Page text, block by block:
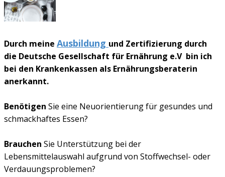
Durch meine Ausbildung und Zertifizierung durch
die Deutsche Gesellschaft für Ernährung e.V bin ich
bei den Krankenkassen als Ernährungsberaterin
anerkannt.
Benötigen Sie eine Neuorientierung für gesundes und
schmackhaftes Essen?
Brauchen Sie Unterstützung bei der
Lebensmittelauswahl aufgrund von Stoffwechsel- oder
Verdauungsproblemen?